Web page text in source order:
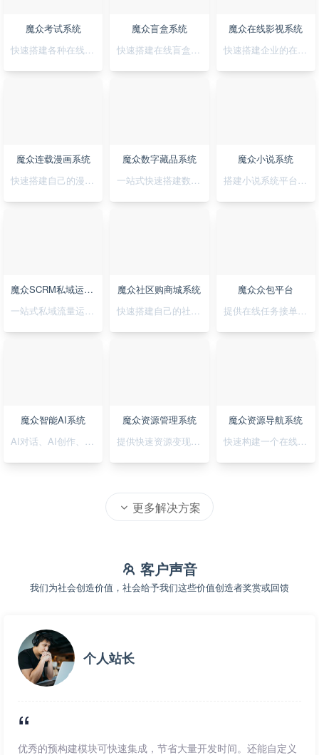
魔众考试系统
快速搭建各种在线考试系统
魔众盲盒系统
快速搭建在线盲盒系统
魔众在线影视系统
快速搭建企业的在线影视系统
魔众连载漫画系统
快速搭建自己的漫画连载系统
魔众数字藏品系统
一站式快速搭建数字藏品平台
魔众小说系统
搭建小说系统平台，正版小说渠道合作
魔众SCRM私域运营系统
一站式私域流量运营平台
魔众社区购商城系统
快速搭建自己的社区购物网站
魔众众包平台
提供在线任务接单平台系统
魔众智能AI系统
AI对话、AI创作、AI绘画
魔众资源管理系统
提供快速资源变现的在线系统
魔众资源导航系统
快速构建一个在线资源导航系统
更多解决方案
客户声音
我们为社会创造价值，社会给予我们这些价值创造者奖赏或回馈
个人站长
优秀的预构建模块可快速集成，节省大量开发时间。还能自定义